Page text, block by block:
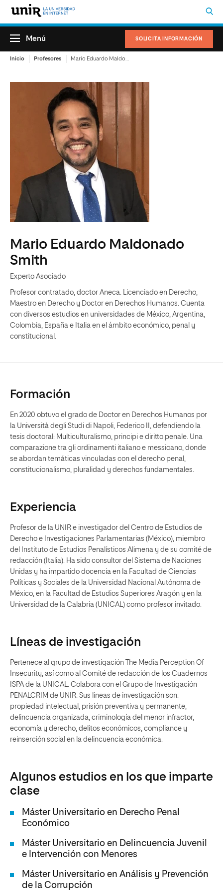
SOLICITA INFORMACIÓN
Menú
Inicio Profesores
Mario Eduardo Maldonado
Smith
Experto Asociado
Profesor contratado, doctor Aneca. Licenciado en Derecho,
Maestro en Derecho y Doctor en Derechos Humanos. Cuenta
con diversos estudios en universidades de México, Argentina,
Colombia, España e Italia en el ámbito económico, penal y
constitucional.
Formación
En 2020 obtuvo el grado de Doctor en Derechos Humanos por
la Università degli Studi di Napoli, Federico II, defendiendo la
tesis doctoral: Multiculturalismo, principi e diritto penale. Una
comparazione tra gli ordinamenti italiano e messicano, donde
se abordan temáticas vinculadas con el derecho penal,
constitucionalismo, pluralidad y derechos fundamentales.
Experiencia
Profesor de la UNIR e investigador del Centro de Estudios de
Derecho e Investigaciones Parlamentarias (México), miembro
del Instituto de Estudios Penalísticos Alimena y de su comité de
redacción (Italia). Ha sido consultor del Sistema de Naciones
Unidas y ha impartido docencia en la Facultad de Ciencias
Políticas y Sociales de la Universidad Nacional Autónoma de
México, en la Facultad de Estudios Superiores Aragón y en la
Universidad de la Calabria (UNICAL) como profesor invitado.
Líneas de investigación
Pertenece al grupo de investigación The Media Perception Of
Insecurity, así como al Comité de redacción de los Cuadernos
ISPA de la UNICAL. Colabora con el Grupo de Investigación
PENALCRIM de UNIR. Sus lineas de investigación son:
propiedad intelectual, prisión preventiva y permanente,
delincuencia organizada, criminología del menor infractor,
economía y derecho, delitos económicos, compliance y
reinserción social en la delincuencia económica.
Algunos estudios en los que imparte
clase
Máster Universitario en Derecho Penal
Económico
Máster Universitario en Delincuencia Juvenil
e Intervención con Menores
Máster Universitario en Análisis y Prevención
de la Corrupción